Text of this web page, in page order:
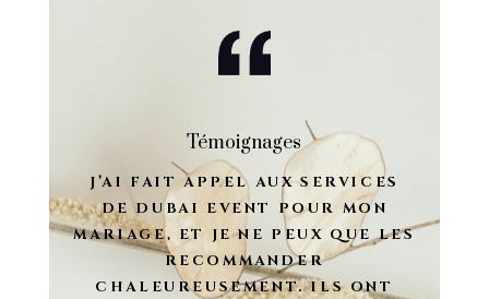
Témoignages
J’AI FAIT APPEL AUX SERVICES
DE DUBAI EVENT POUR MON
MARIAGE, ET JE NE PEUX QUE LES
RECOMMANDER
CHALEUREUSEMENT. ILS ONT